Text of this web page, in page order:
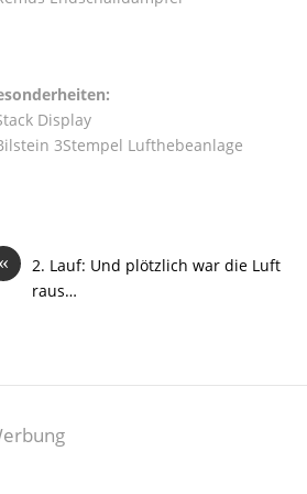
Display
3Stempel Lufthebeanlage
«
2. Lauf: Und plötzlich war die Luft
raus…